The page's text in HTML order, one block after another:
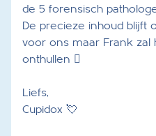
de 5 forensisch
De precieze inhoud blijft
voor ons maar Frank zal
onthullen 🫆
Liefs,
Cupidox 💘